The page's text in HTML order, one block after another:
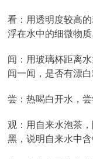
看：用透明度较高
浮在水中的细微物质
闻：用玻璃杯距离
闻一闻，是否有漂白
尝：热喝白开水，
观：用自来水泡茶
黑，说明自来水中含